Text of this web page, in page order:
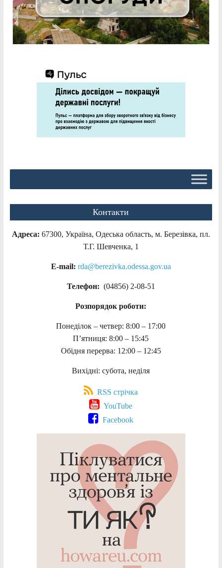
Контакти
Адреса: 67300, Україна, Одеська область, м. Березівка, пл.
Т.Г. Шевченка, 1
E-mail: rda@berezivka.odessa.gov.ua
Телефон: (04856) 2-08-51
Розпорядок роботи:
Понеділок – четвер: 8:00 – 17:00
П’ятниця: 8:00 – 15:45
Обідня перерва: 12:00 – 12:45
Вихідні: субота, неділя
RSS стрічка
YouTube
Facebook